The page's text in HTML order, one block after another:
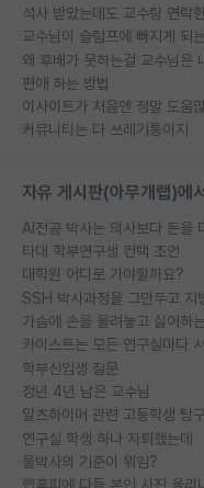
석사 받았는데도 교수랑 연락
교수님이 슬럼프에 빠지게 되
편애 하는 방법
이사이트가 처음엔 정말 도움
커뮤니티는 다 쓰레기통이지
자유 게시판(아무개랩)에
AI전공 박사는 의사보다 돈을
타대 학부연구생 컨택 조언
대학원 어디로 가야할까요?
가슴에 손을 올려놓고 싫어하
카이스트는 모든 연구실마다
학부신입생 질문
정년 4년 남은 교수님
알츠하이머 관련 고등학생 탐
연구실 학생 하나 자퇴했는데
물박사의 기준이 뭐임?